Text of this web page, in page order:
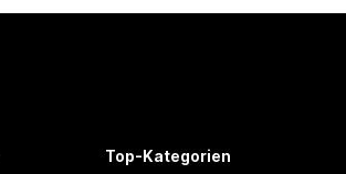
Top-Kategorien